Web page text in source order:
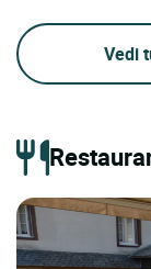
Vedi